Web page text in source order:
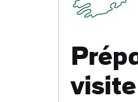
visite